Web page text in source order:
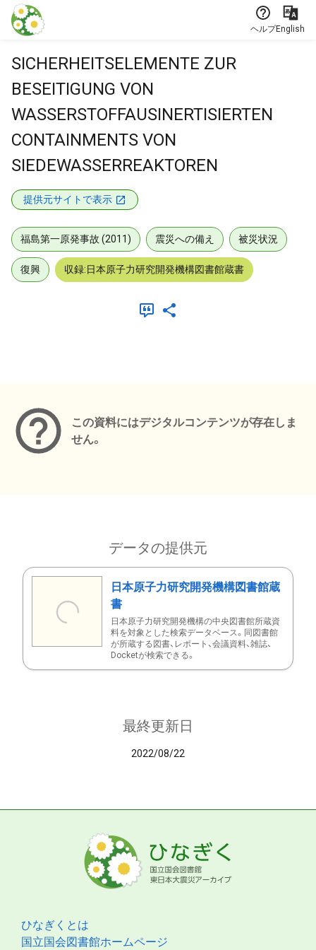
本文に飛ぶ
ヘルプEnglish
SICHERHEITSELEMENTE ZUR
BESEITIGUNG VON
WASSERSTOFFAUSINERTISIERTEN
CONTAINMENTS VON
SIEDEWASSERREAKTOREN
提供元サイトで表示
福島第一原発事故 (2011) 震災への備え 被災状況
復興 収録:日本原子力研究開発機構図書館蔵書
この資料にはデジタルコンテンツが存在しま
せん。
データの提供元
日本原子力研究開発機構図書館蔵
書
日本原子力研究開発機構の中央図書館所蔵資
料を対象とした検索データベース。同図書館
が所蔵する図書、レポート、会議資料、雑誌、
Docketが検索できる。
最終更新日
2022/08/22
ひなぎくとは
国立国会図書館ホームページ